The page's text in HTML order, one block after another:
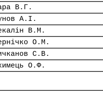
В.Г.
А.І.
В.М.
О.М.
С.В.
О.Ф.